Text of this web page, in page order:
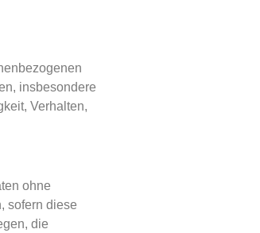
insbesondere
Verhalten,
ohne
sofern diese
die